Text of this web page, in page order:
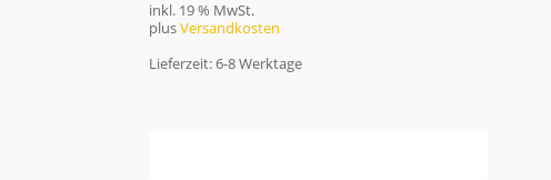
inkl. 19 % MwSt.
plusVersandkosten
Lieferzeit:6-8 Werktage